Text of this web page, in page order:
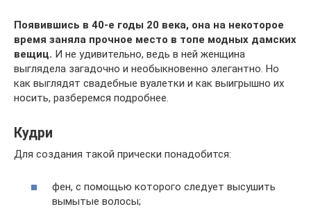
Появившись в 40-е годы 20 века, она на некоторое
время заняла прочное место в топе модных дамских
вещиц. И не удивительно, ведь в ней женщина
выглядела загадочно и необыкновенно элегантно. Но
как выглядят свадебные вуалетки и как выигрышно их
носить, разберемся подробнее.
Кудри
Для создания такой прически понадобится:
фен, с помощью которого следует высушить
вымытые волосы;